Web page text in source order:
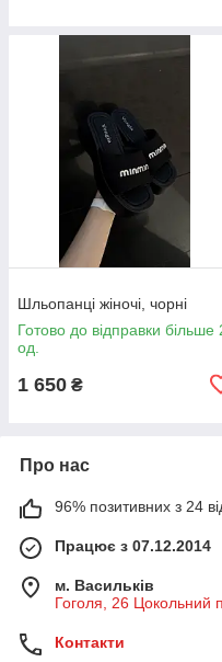
Шльопанці жіночі, чорні
Готово до відправки більше
од.
1 650 ₴
Про нас
96% позитивних з 24
Працює з 07.12.2014
м. Васильків
Гоголя, 26 Цокольний
Контакти